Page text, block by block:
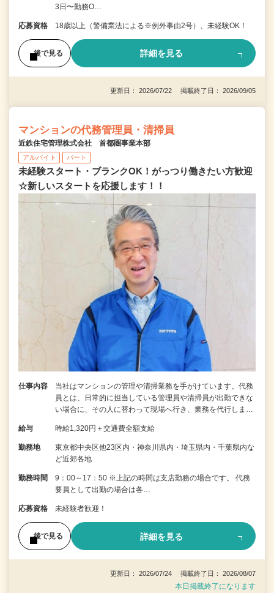
3日〜勤務O…
応募資格 18歳以上（警備業法による※例外事由2号）、未経験OK！
後で見る 詳細を見る
更新日： 2026/07/22 掲載終了日： 2026/09/05
マンションの代務管理員・清掃員
近鉄住宅管理株式会社 首都圏事業本部
アルバイト パート
未経験スタート・ブランクOK！がっつり働きたい方歓迎
☆新しいスタートを応援します！！
仕事内容
当社はマンションの管理や清掃業務を手がけています。代務
員とは、日常的に担当している管理員や清掃員が出勤できな
い場合に、その人に替わって現場へ行き、業務を代行しま…
給与 時給1,320円＋交通費全額支給
勤務地
東京都中央区他23区内・神奈川県内・埼玉県内・千葉県内な
ど近郊各地
勤務時間
9：00～17：50 ※上記の時間は支店勤務の場合です。 代務
要員として出勤の場合は各…
応募資格 未経験者歓迎！
後で見る 詳細を見る
更新日： 2026/07/24 掲載終了日： 2026/08/07
本日掲載終了になります